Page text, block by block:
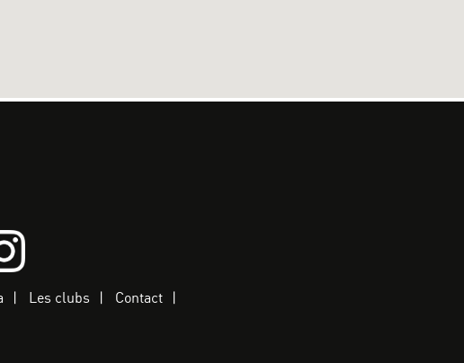
Les clubs
Contact